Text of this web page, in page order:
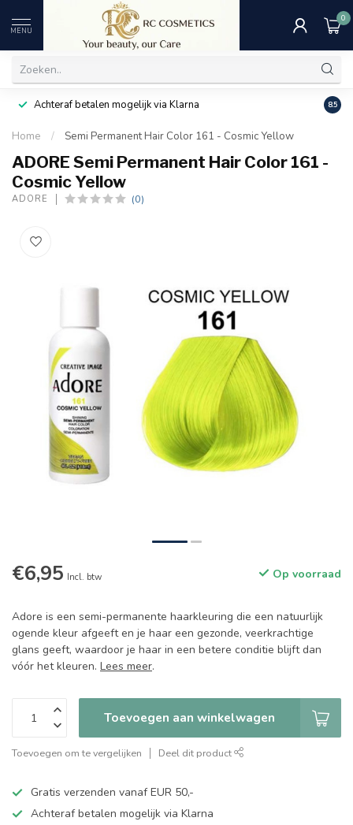
MENU
0
Achteraf betalen mogelijk via Klarna 8.5
Home / Semi Permanent Hair Color 161 - Cosmic Yellow
ADORE Semi Permanent Hair Color 161 -
Cosmic Yellow
ADORE (0)
€6,95 Incl. btw Op voorraad
Adore is een semi-permanente haarkleuring die een natuurlijk
ogende kleur afgeeft en je haar een gezonde, veerkrachtige
glans geeft, waardoor je haar in een betere conditie blijft dan
vóór het kleuren. Lees meer.
Toevoegen aan winkelwagen
Toevoegen om te vergelijken Deel dit product
Gratis verzenden vanaf EUR 50,-
Achteraf betalen mogelijk via Klarna